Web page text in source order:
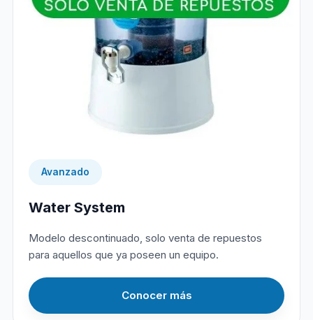
Avanzado
Water System
Modelo descontinuado, solo venta de repuestos
para aquellos que ya poseen un equipo.
Conocer más